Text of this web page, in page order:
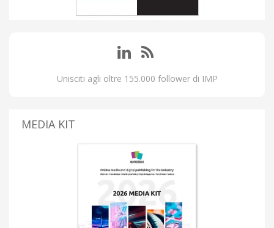
Unisciti agli oltre 155.000 follower di IMP
MEDIA KIT